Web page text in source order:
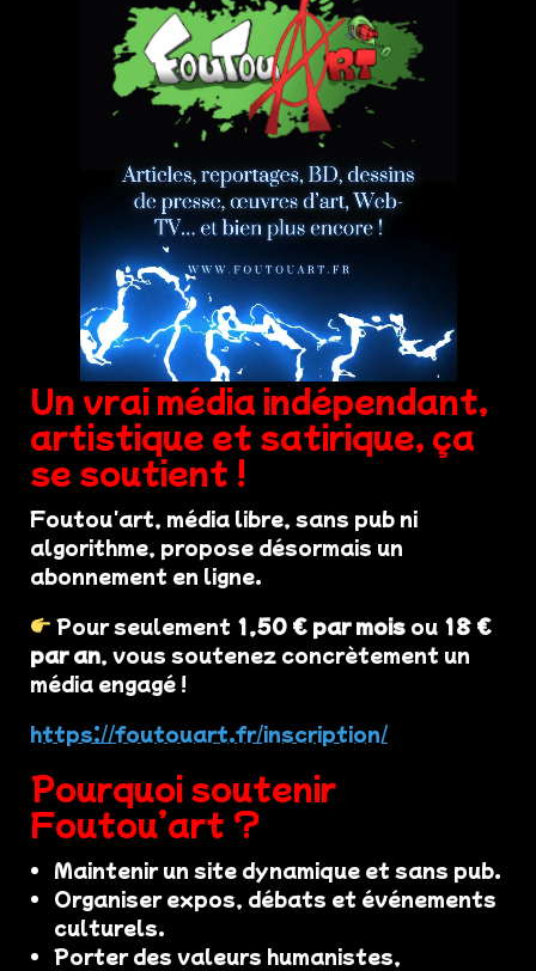
Un vrai média indépendant,
artistique et satirique, ça
se soutient !
Foutou'art, média libre, sans pub ni
algorithme, propose désormais un
abonnement en ligne.
Pour seulement 1,50 € par mois ou 18 €
par an, vous soutenez concrètement un
média engagé !
https://foutouart.fr/inscription/
Pourquoi soutenir
Foutou’art ?
Maintenir un site dynamique et sans pub.
Organiser expos, débats et événements
culturels.
Porter des valeurs humanistes,